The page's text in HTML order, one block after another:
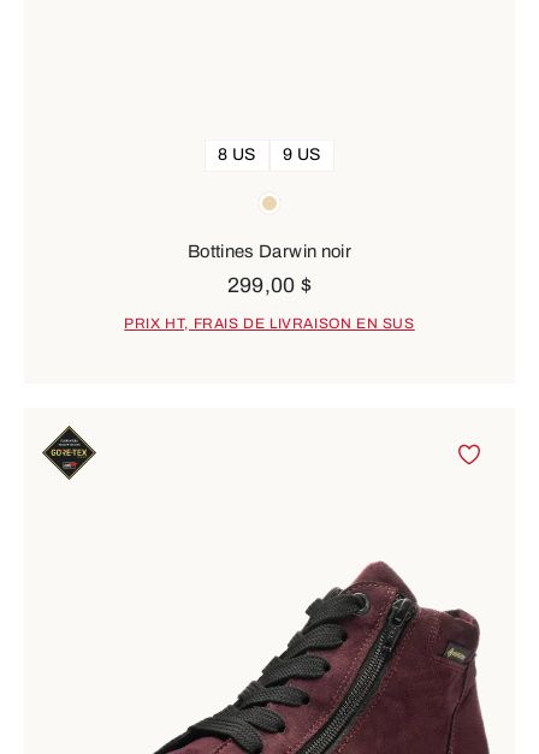
beige
8 US 9 US
Bottines Darwin noir
299,00 $
PRIX HT, FRAIS DE LIVRAISON EN SUS